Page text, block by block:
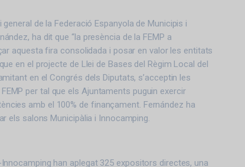
de la Federació Espanyola de Municipis i
ha dit que “la presència de la FEMP a
aquesta fira consolidada i posar en valor les entitats
en el projecte de Llei de Bases del Règim Local del
en el Congrés dels Diputats, s’acceptin les
per tal que els Ajuntaments puguin exercir
amb el 100% de finançament. Fernández ha
els salons Municipàlia i Innocamping.
han aplegat 325 expositors directes, una